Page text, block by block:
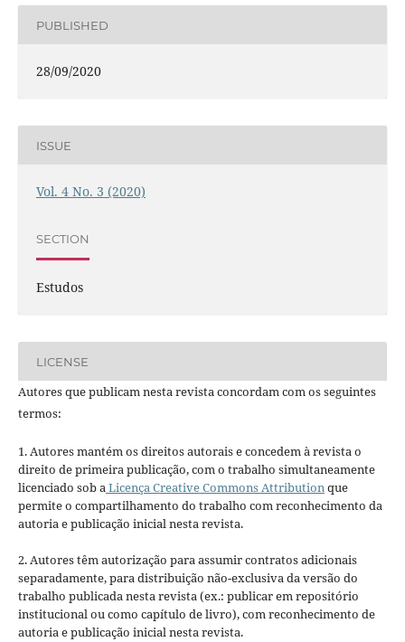
PUBLISHED
28/09/2020
ISSUE
Vol. 4 No. 3 (2020)
SECTION
Estudos
LICENSE
Autores que publicam nesta revista concordam com os seguintes
termos:
1. Autores mantém os direitos autorais e concedem à revista o
direito de primeira publicação, com o trabalho simultaneamente
licenciado sob aLicença Creative Commons Attributionque
permite o compartilhamento do trabalho com reconhecimento da
autoria e publicação inicial nesta revista.
2. Autores têm autorização para assumir contratos adicionais
separadamente, para distribuição não-exclusiva da versão do
trabalho publicada nesta revista (ex.: publicar em repositório
institucional ou como capítulo de livro), com reconhecimento de
autoria e publicação inicial nesta revista.